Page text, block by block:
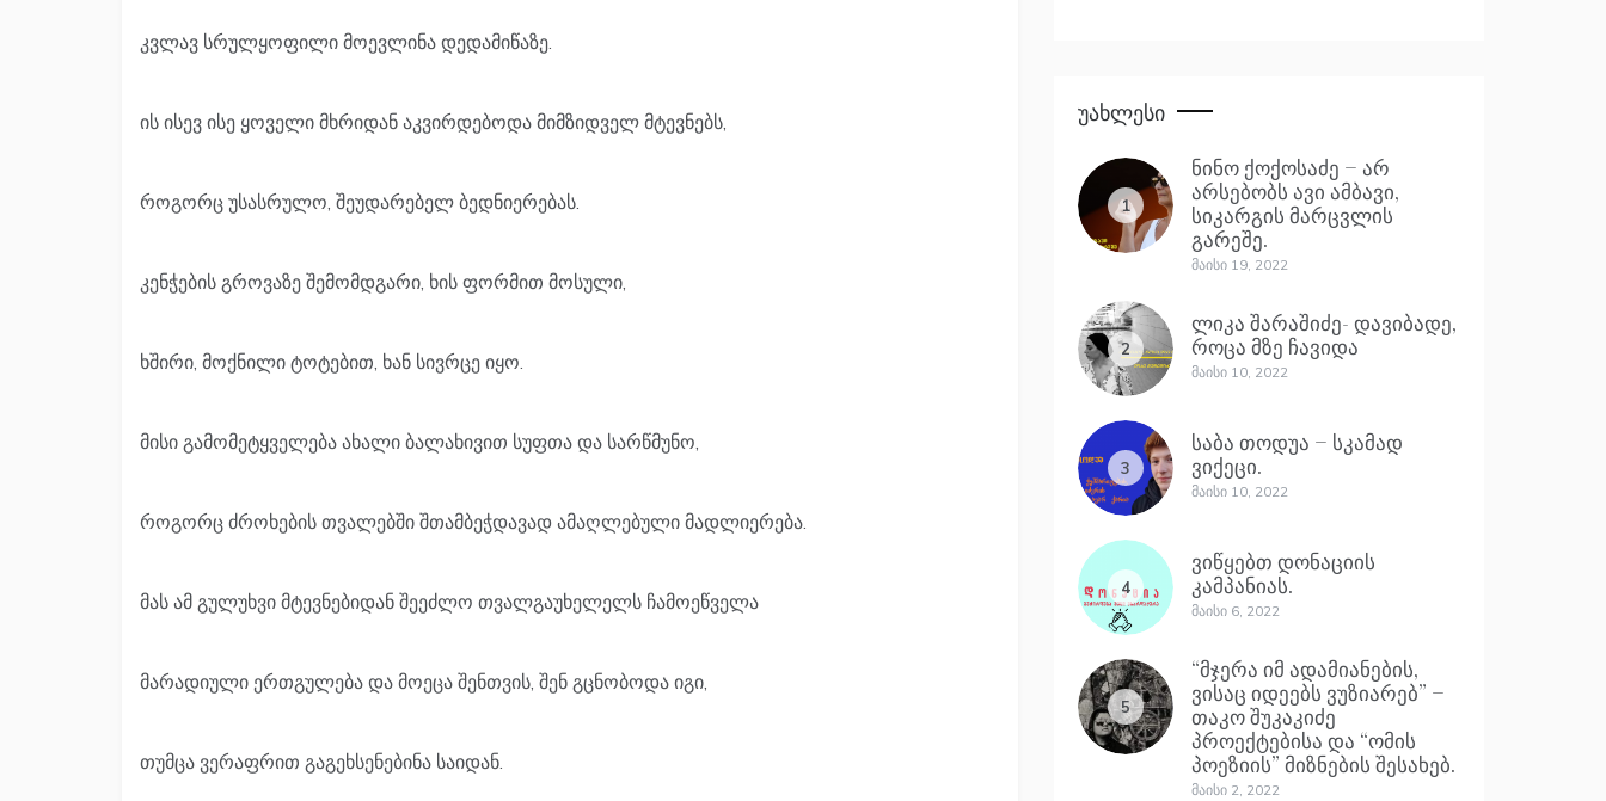
კვლავ სრულყოფილი მოევლინა დედამიწაზე.
ის ისევ ისე ყოველი მხრიდან აკვირდებოდა მიმზიდველ მტევნებს,
როგორც უსასრულო, შეუდარებელ ბედნიერებას.
კენჭების გროვაზე შემომდგარი, ხის ფორმით მოსული,
ხშირი, მოქნილი ტოტებით, ხან სივრცე იყო.
მისი გამომეტყველება ახალი ბალახივით სუფთა და სარწმუნო,
როგორც ძროხების თვალებში შთამბეჭდავად ამაღლებული მადლიერება.
მას ამ გულუხვი მტევნებიდან შეეძლო თვალგაუხელელს ჩამოეწველა
მარადიული ერთგულება და მოეცა შენთვის, შენ გცნობოდა იგი,
თუმცა ვერაფრით გაგეხსენებინა საიდან.
Უახლესი
1
ნინო ქოქოსაძე – არ
არსებობს ავი ამბავი,
სიკარგის მარცვლის
გარეშე.
Მაისი 19, 2022
2
ლიკა შარაშიძე- დავიბადე,
როცა მზე ჩავიდა
Მაისი 10, 2022
3
საბა თოდუა – სკამად
ვიქეცი.
Მაისი 10, 2022
4
ვიწყებთ დონაციის
კამპანიას.
Მაისი 6, 2022
5
“მჯერა იმ ადამიანების,
ვისაც იდეებს ვუზიარებ” –
თაკო შუკაკიძე
პროექტებისა და “ომის
პოეზიის” მიზნების შესახებ.
Მაისი 2, 2022